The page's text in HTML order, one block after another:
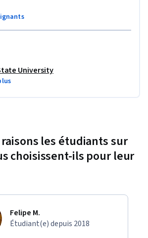
University
les étudiants sur
choisissent-ils pour leur
Felipe M.
Étudiant(e) depuis 2018